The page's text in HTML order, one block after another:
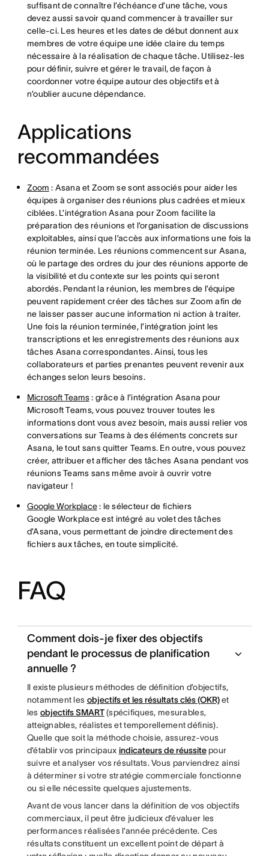
suffisant de connaître l’échéance d’une tâche, vous
devez aussi savoir quand commencer à travailler sur
celle-ci. Les heures et les dates de début donnent aux
membres de votre équipe une idée claire du temps
nécessaire à la réalisation de chaque tâche. Utilisez-les
pour définir, suivre et gérer le travail, de façon à
coordonner votre équipe autour des objectifs et à
n’oublier aucune dépendance.
Applications
recommandées
Zoom : Asana et Zoom se sont associés pour aider les
équipes à organiser des réunions plus cadrées et mieux
ciblées. L’intégration Asana pour Zoom facilite la
préparation des réunions et l’organisation de discussions
exploitables, ainsi que l’accès aux informations une fois la
réunion terminée. Les réunions commencent sur Asana,
où le partage des ordres du jour des réunions apporte de
la visibilité et du contexte sur les points qui seront
abordés. Pendant la réunion, les membres de l’équipe
peuvent rapidement créer des tâches sur Zoom afin de
ne laisser passer aucune information ni action à traiter.
Une fois la réunion terminée, l’intégration joint les
transcriptions et les enregistrements des réunions aux
tâches Asana correspondantes. Ainsi, tous les
collaborateurs et parties prenantes peuvent revenir aux
échanges selon leurs besoins.
Microsoft Teams: grâce à l’intégration Asana pour
Microsoft Teams, vous pouvez trouver toutes les
informations dont vous avez besoin, mais aussi relier vos
conversations sur Teams à des éléments concrets sur
Asana, le tout sans quitter Teams. En outre, vous pouvez
créer, attribuer et afficher des tâches Asana pendant vos
réunions Teams sans même avoir à ouvrir votre
navigateur !
Google Workplace: le sélecteur de fichiers
Google Workplace est intégré au volet des tâches
d’Asana, vous permettant de joindre directement des
fichiers aux tâches, en toute simplicité.
FAQ
Comment dois-je fixer des objectifs
pendant le processus de planification
annuelle ?
Il existe plusieurs méthodes de définition d’objectifs,
notamment les objectifs et les résultats clés (OKR)et
les objectifs SMART(spécifiques, mesurables,
atteignables, réalistes et temporellement définis).
Quelle que soit la méthode choisie, assurez-vous
d’établir vos principaux indicateurs de réussitepour
suivre et analyser vos résultats. Vous parviendrez ainsi
à déterminer si votre stratégie commerciale fonctionne
ou si elle nécessite quelques ajustements.
Avant de vous lancer dans la définition de vos objectifs
commerciaux, il peut être judicieux d’évaluer les
performances réalisées l’année précédente. Ces
résultats constituent un excellent point de départ à